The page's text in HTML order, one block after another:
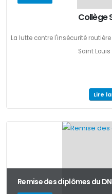
Collège
La lutte contre l'insécurité
Saint
Lire
Remise des diplômes du